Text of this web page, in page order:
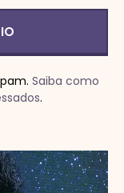
Saiba como
.